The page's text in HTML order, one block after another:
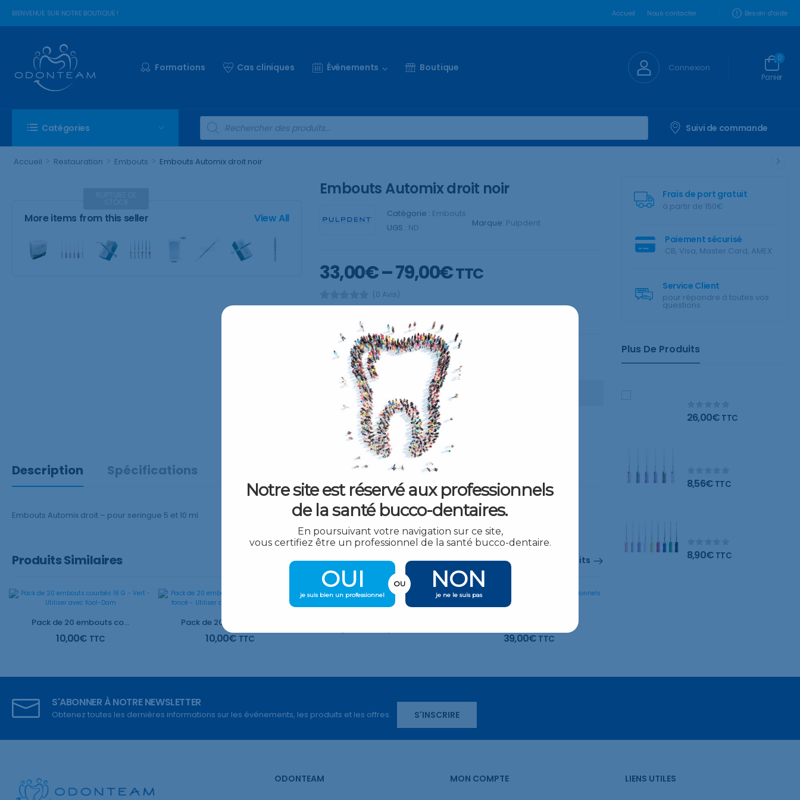
BIENVENUE SUR NOTRE BOUTIQUE ! Accueil Nous contacter Besoin d'aide
Formations Cas cliniques Événements Boutique Connexion
Panier
0
Catégories Suivi de commande
Accueil > Restauration > Embouts > Embouts Automix droit noir
Frais de port gratuit
à partir de 150€
Paiement sécurisé
CB, Visa, Master Card, AMEX
Service Client
pour répondre à toutes vos
questions
Plus De Produits
26,00€ TTC
8,56€ TTC
8,90€ TTC
More items from this seller View All
Embouts Automix droit noir
Catégorie : Embouts
UGS : ND Marque: Pulpdent
33,00€–79,00€TTC
(0 Avis)
Conditionnement:
Description Spécifications
Embouts Automix droit – pour seringue 5 et 10 ml
Produits Similaires Plus De Produits
Pack de 20 embouts courbés 18 G – Vert – Utiliser avec Kool-Dam
10,00€ TTC 10,00€ TTC 39,00€ TTC
S'ABONNER À NOTRE NEWSLETTER
Obtenez toutes les dernières informations sur les événements, les produits et les offres. S'INSCRIRE
ODONTEAM MON COMPTE LIENS UTILES
Notre site est réservé aux professionnels
de la santé bucco-dentaires.
En poursuivant votre navigation sur ce site,
vous certifiez être un professionnel de la santé bucco-dentaire.
OUI
je suis bien un professionnel
NON
je ne le suis pas
OU